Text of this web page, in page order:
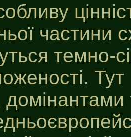
частини
темно-